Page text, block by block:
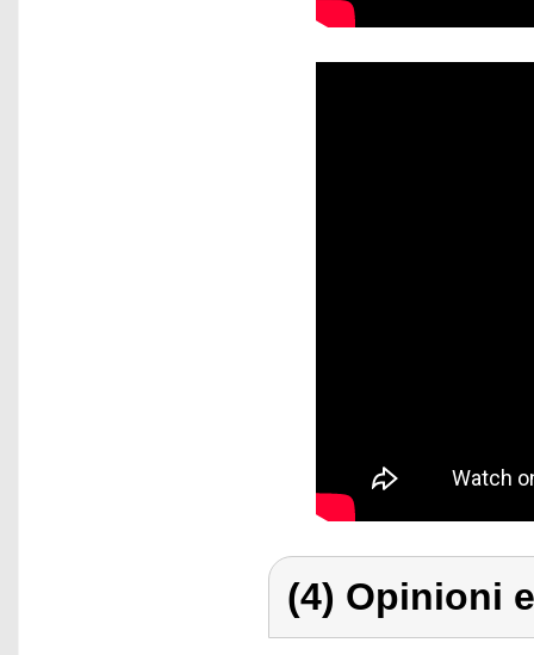
(4) Opinioni